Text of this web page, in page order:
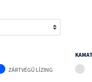
ZÁRTVÉGŰ LÍZING